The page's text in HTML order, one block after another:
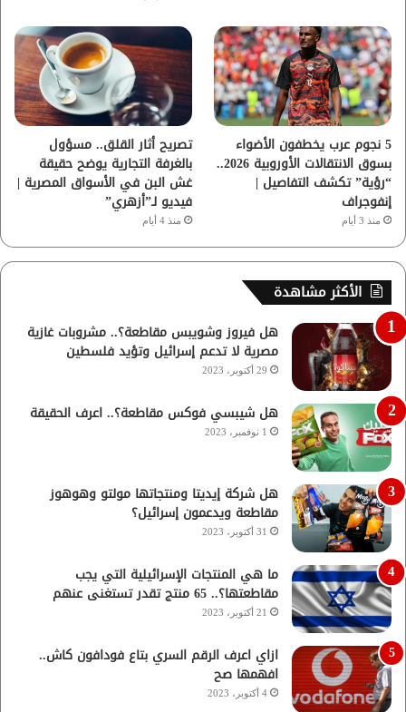
5 نجوم عرب يخطفون الأضواء
بسوق الانتقالات الأوروبية 2026..
“رؤية” تكشف التفاصيل |
إنفوجراف
منذ 3 أيام
تصريح أثار القلق.. مسؤول
بالغرفة التجارية يوضح حقيقة
غش البن في الأسواق المصرية |
فيديو لـ”أزهري”
منذ 4 أيام
الأكثر مشاهدة
هل فيروز وشويبس مقاطعة؟.. مشروبات غازية
مصرية لا تدعم إسرائيل وتؤيد فلسطين
29 أكتوبر، 2023
هل شيبسي فوكس مقاطعة؟.. اعرف الحقيقة
1 نوفمبر، 2023
هل شركة إيديتا ومنتجاتها مولتو وهوهوز
مقاطعة ويدعمون إسرائيل؟
31 أكتوبر، 2023
ما هي المنتجات الإسرائيلية التي يجب
مقاطعتها؟.. 65 منتج تقدر تستغنى عنهم
21 أكتوبر، 2023
ازاي اعرف الرقم السري بتاع فودافون كاش..
افهمها صح
4 أكتوبر، 2023